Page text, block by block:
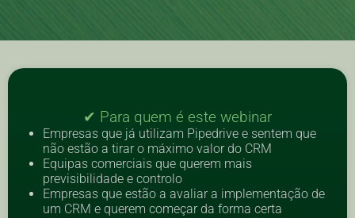
✔ Para quem é este webinar
Empresas que já utilizam Pipedrive e sentem que
não estão a tirar o máximo valor do CRM
Equipas comerciais que querem mais
previsibilidade e controlo
Empresas que estão a avaliar a implementação de
um CRM e querem começar da forma certa